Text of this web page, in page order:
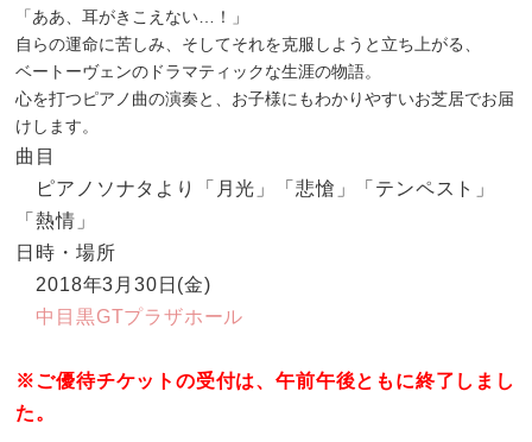
「ああ、耳がきこえない…！」
自らの運命に苦しみ、そしてそれを克服しようと立ち上がる、
ベートーヴェンのドラマティックな生涯の物語。
心を打つピアノ曲の演奏と、お子様にもわかりやすいお芝居でお届
けします。
曲目
ピアノソナタより「月光」「悲愴」「テンペスト」
「熱情」
日時・場所
2018年3月30日(金)
中目黒GTプラザホール
※ご優待チケットの受付は、午前午後ともに終了しまし
た。